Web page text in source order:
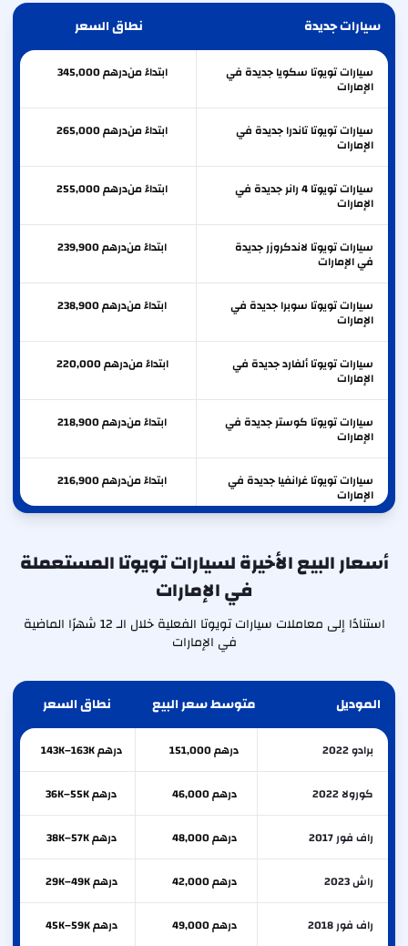
سيارات جديدة نطاق السعر
سيارات تويوتا سكويا جديدة في
الإمارات
ابتداءً من 345,000درهم
سيارات تويوتا تاندرا جديدة في
الإمارات
ابتداءً من 265,000درهم
سيارات تويوتا 4 رانر جديدة في
الإمارات
ابتداءً من 255,000درهم
سيارات تويوتا لاندكروزر جديدة
في الإمارات
ابتداءً من 239,900درهم
سيارات تويوتا سوبرا جديدة في
الإمارات
ابتداءً من 238,900درهم
سيارات تويوتا ألفارد جديدة في
الإمارات
ابتداءً من 220,000درهم
سيارات تويوتا كوستر جديدة في
الإمارات
ابتداءً من 218,900درهم
سيارات تويوتا غرانفيا جديدة في
الإمارات
ابتداءً من 216,900درهم
الإمارات
سيارات تويوتا كراون جديدة في ابتداءً من
أسعار البيع الأخيرة لسيارات تويوتا المستعملة
في الإمارات
استنادًا إلى معاملات سيارات تويوتا الفعلية خلال الـ 12 شهرًا الماضية
في الإمارات
الموديل متوسط سعر البيع نطاق السعر
برادو 2022 درهم 151,000 درهم 143K–163K
كورولا 2022 درهم 46,000 درهم 36K–55K
راف فور 2017 درهم 48,000 درهم 38K–57K
راش 2023 درهم 42,000 درهم 29K–49K
راف فور 2018 درهم 49,000 درهم 45K–59K